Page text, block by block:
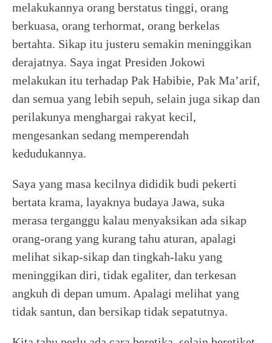
melakukannya orang berstatus tinggi, orang
berkuasa, orang terhormat, orang berkelas
bertahta. Sikap itu justeru semakin meninggikan
derajatnya. Saya ingat Presiden Jokowi
melakukan itu terhadap Pak Habibie, Pak Ma’arif,
dan semua yang lebih sepuh, selain juga sikap dan
perilakunya menghargai rakyat kecil,
mengesankan sedang memperendah
kedudukannya.
Saya yang masa kecilnya dididik budi pekerti
bertata krama, layaknya budaya Jawa, suka
merasa terganggu kalau menyaksikan ada sikap
orang-orang yang kurang tahu aturan, apalagi
melihat sikap-sikap dan tingkah-laku yang
meninggikan diri, tidak egaliter, dan terkesan
angkuh di depan umum. Apalagi melihat yang
tidak santun, dan bersikap tidak sepatutnya.